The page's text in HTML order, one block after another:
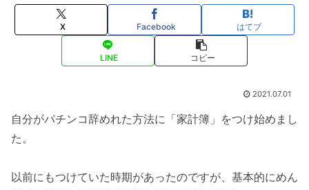
X Facebook はてブ
LINE コピー
2021.07.01
自分がパチンコ辞めれた方法に「家計簿」をつけ始めまし
た。
以前にもつけていた時期があったのですが、基本的にめん